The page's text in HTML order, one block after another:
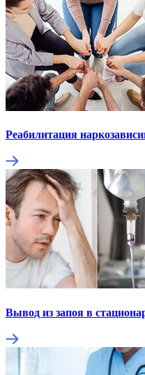
Реабилитация
Вывод из запоя в